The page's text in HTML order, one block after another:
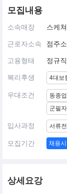
모집내용
소속매장 스케
근로자소속 점주
고용형태 정규직
복리후생 4대보
우대조건 동종
군필자
입사과정 서류
모집기간 채용시
상세요강